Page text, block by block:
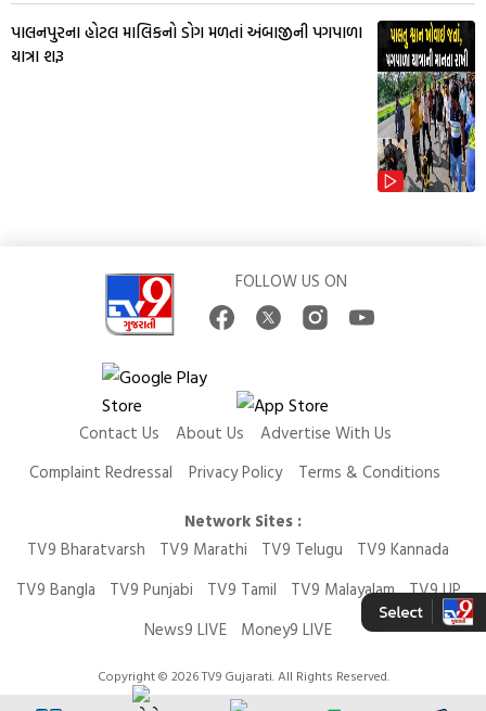
પાલનપુરના હોટલ માલિકનો ડોગ મળતાં અંબાજીની પગપાળા
યાત્રા શરૂ
FOLLOW US ON
Contact Us About Us
Advertise With Us
Complaint Redressal
Privacy Policy
Terms & Conditions
Network Sites :
TV9 Bharatvarsh
TV9 Marathi TV9 Telugu
TV9 Kannada
TV9 Bangla
TV9 Punjabi TV9 Tamil TV9 Malayalam TV9 UP
News9 LIVE
Money9 LIVE
Copyright © 2026 TV9 Gujarati. All Rights Reserved.